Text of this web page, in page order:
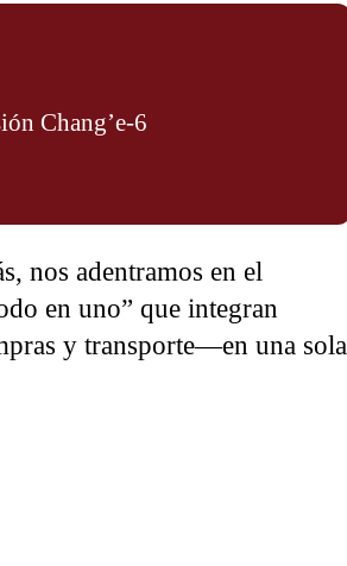
Chang’e-6
nos adentramos en el
en uno” que integran
y transporte—en una sola